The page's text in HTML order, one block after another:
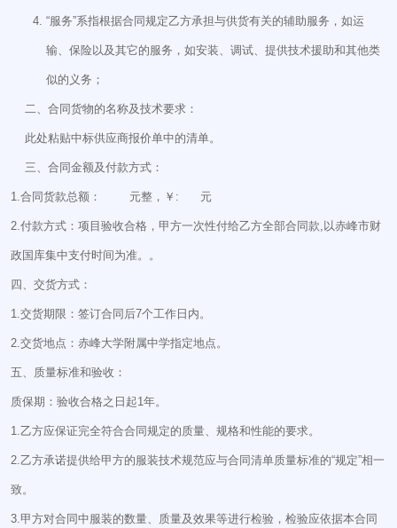
“服务”系指根据合同规定乙方承担与供货有关的辅助服务，如运
输、保险以及其它的服务，如安装、调试、提供技术援助和其他类
似的义务；
二、合同货物的名称及技术要求：
此处粘贴中标供应商报价单中的清单。
三、合同金额及付款方式：
1.合同货款总额： 元整，￥: 元
2.付款方式：项目验收合格，甲方一次性付给乙方全部合同款,以赤峰市财
政国库集中支付时间为准。。
四、交货方式：
1.交货期限：签订合同后7个工作日内。
2.交货地点：赤峰大学附属中学指定地点。
五、质量标准和验收：
质保期：验收合格之日起1年。
1.乙方应保证完全符合合同规定的质量、规格和性能的要求。
2.乙方承诺提供给甲方的服装技术规范应与合同清单质量标准的“规定”相一
致。
3.甲方对合同中服装的数量、质量及效果等进行检验，检验应依据本合同